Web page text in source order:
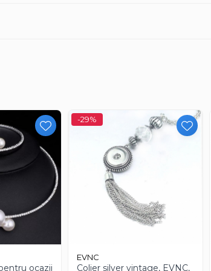
ocazii
-29%
EVNC
Colier silver vintage, EVNC,